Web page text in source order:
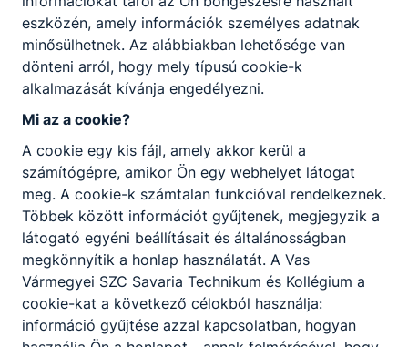
Bukovinszky Márta tanárnő
elismerése
A Városháza nagytermében rendezték meg
az idei pedagógusnapi ünnepséget.
2026. jún. 9. Savaria Admin
eszközén, amely információk személyes adatnak
minősülhetnek. Az alábbiakban lehetősége van
dönteni arról, hogy mely típusú cookie-k
alkalmazását kívánja engedélyezni.
Mi az a cookie?
A cookie egy kis fájl, amely akkor kerül a
számítógépre, amikor Ön egy webhelyet látogat
meg. A cookie-k számtalan funkcióval rendelkeznek.
Többek között információt gyűjtenek, megjegyzik a
látogató egyéni beállításait és általánosságban
megkönnyítik a honlap használatát. A Vas
Vármegyei SZC Savaria Technikum és Kollégium a
cookie-kat a következő célokból használja:
információ gyűjtése azzal kapcsolatban, hogyan